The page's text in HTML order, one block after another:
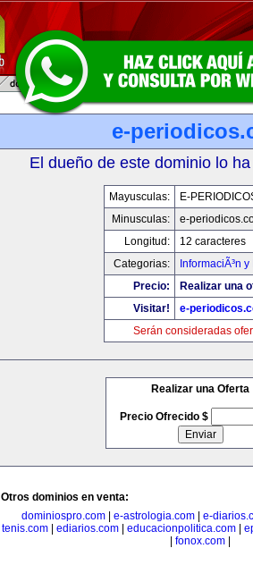
e-
El dueño de este dominio lo
Mayusculas:
E-
Minusculas:
e-
Longitud:
12 caracteres
Categorias:
InformaciÃ³n
Precio:
Realizar una
Visitar!
e-
Serán consideradas
Realizar una Oferta
Precio Ofrecido $
Otros dominios en venta:
dominiospro.com
e-astrologia.com
e-
tenis.com
ediarios.com educacionpolitica.com
fonox.com